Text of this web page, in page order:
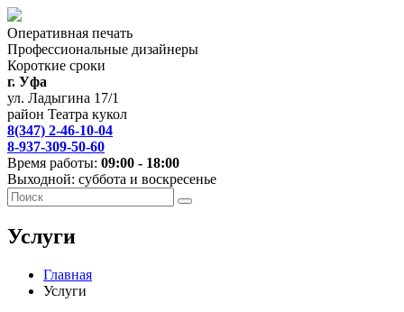
Оперативная печать
Профессиональные дизайнеры
Короткие сроки
г. Уфа
ул. Ладыгина 17/1
район Театра кукол
8(347) 2-46-10-04
8-937-309-50-60
Время работы: 09:00 - 18:00
Выходной: суббота и воскресенье
Услуги
Главная
Услуги